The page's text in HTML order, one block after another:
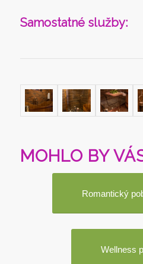
Samostatné služby:
MOHLO BY
Romantický
Wellness